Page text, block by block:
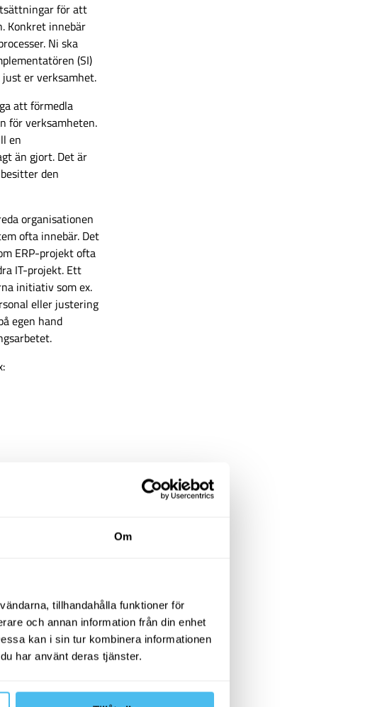
Om
tillhandahålla funktioner för
och annan information från din enhet
kan i sin tur kombinera informationen
har använt deras tjänster.
för att
Konkret innebär
Ni ska
(SI)
er verksamhet.
att förmedla
för verksamheten.
en
än gjort. Det är
den
organisationen
ofta innebär. Det
ERP-projekt ofta
IT-projekt. Ett
initiativ som ex.
eller justering
egen hand
av
utan också
för er. Här
om